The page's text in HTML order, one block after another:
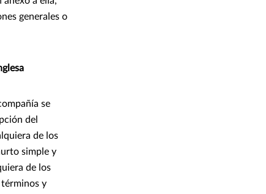
generales o
se
del
de los
simple y
de los
términos y